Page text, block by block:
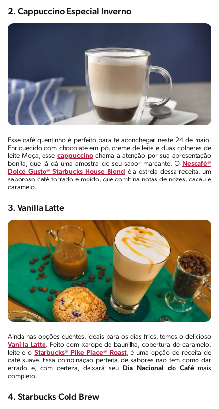
2. Cappuccino Especial Inverno
Esse café quentinho é perfeito para te aconchegar neste 24 de maio.
Enriquecido com chocolate em pó, creme de leite e duas colheres de
leite Moça, esse cappuccinochama a atenção por sua apresentação
bonita, que já dá uma amostra do seu sabor marcante. O Nescafé®
Dolce Gusto® Starbucks House Blend é a estrela dessa receita, um
saboroso café torrado e moído, que combina notas de nozes, cacau e
caramelo.
3. Vanilla Latte
Ainda nas opções quentes, ideais para os dias frios, temos o delicioso
Vanilla Latte. Feito com xarope de baunilha, cobertura de caramelo,
leite e oStarbucks® Pike Place® Roast, é uma opção de receita de
café suave. Essa combinação perfeita de sabores não tem como dar
errado e, com certeza, deixará seu
Dia Nacional do Café mais
completo.
4. Starbucks Cold Brew